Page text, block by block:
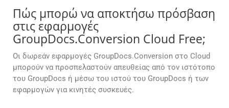
Πώς μπορώ να αποκτήσω πρόσβαση
στις εφαρμογές
GroupDocs.Conversion Cloud Free;
Οι δωρεάν εφαρμογές GroupDocs.Conversion στο Cloud
μπορούν να προσπελαστούν απευθείας από τον ιστότοπο
του GroupDocs ή μέσω του ιστού του GroupDocs ή των
εφαρμογών για κινητές συσκευές.